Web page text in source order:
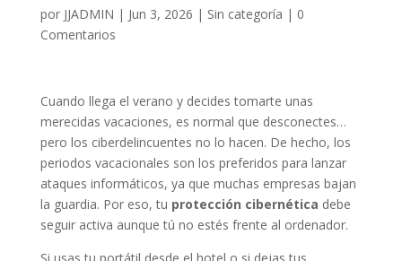
por JJADMIN | Jun 3, 2026 | Sin categoría | 0
Comentarios
Cuando llega el verano y decides tomarte unas
merecidas vacaciones, es normal que desconectes…
pero los ciberdelincuentes no lo hacen. De hecho, los
periodos vacacionales son los preferidos para lanzar
ataques informáticos, ya que muchas empresas bajan
la guardia. Por eso, tu protección cibernética debe
seguir activa aunque tú no estés frente al ordenador.